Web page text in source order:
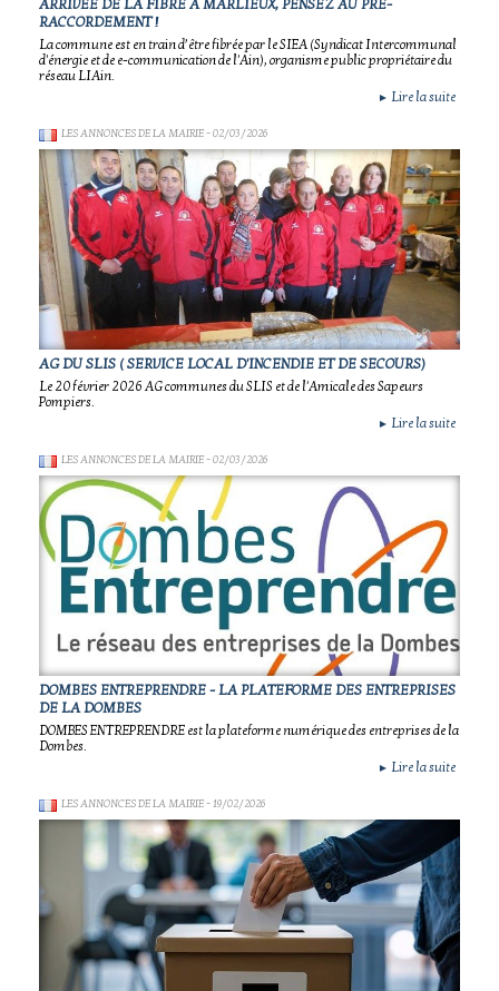
ARRIVÉE DE LA FIBRE À MARLIEUX, PENSEZ AU PRÉ-
RACCORDEMENT !
La commune est en train d’être fibrée par le SIEA (Syndicat Intercommunal
d'énergie et de e-communication de l'Ain), organisme public propriétaire du
réseau LIAin.
► Lire la suite
LES ANNONCES DE LA MAIRIE- 02/03/2026
AG DU SLIS ( SERVICE LOCAL D'INCENDIE ET DE SECOURS)
Le 20 février 2026 AG communes du SLIS et de l'Amicale des Sapeurs
Pompiers.
► Lire la suite
LES ANNONCES DE LA MAIRIE- 02/03/2026
DOMBES ENTREPRENDRE - LA PLATEFORME DES ENTREPRISES
DE LA DOMBES
DOMBES ENTREPRENDRE est la plateforme numérique des entreprises de la
Dombes.
► Lire la suite
LES ANNONCES DE LA MAIRIE- 19/02/2026